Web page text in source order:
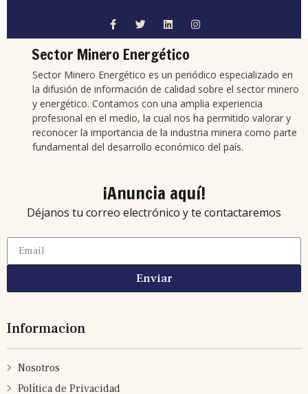
Sector Minero Energético
Sector Minero Energético es un periódico especializado en
la difusión de información de calidad sobre el sector minero
y energético. Contamos con una amplia experiencia
profesional en el medio, la cual nos ha permitido valorar y
reconocer la importancia de la industria minera como parte
fundamental del desarrollo económico del país.
¡Anuncia aquí!
Déjanos tu correo electrónico y te contactaremos
Enviar
Informacion
Nosotros
Política de Privacidad